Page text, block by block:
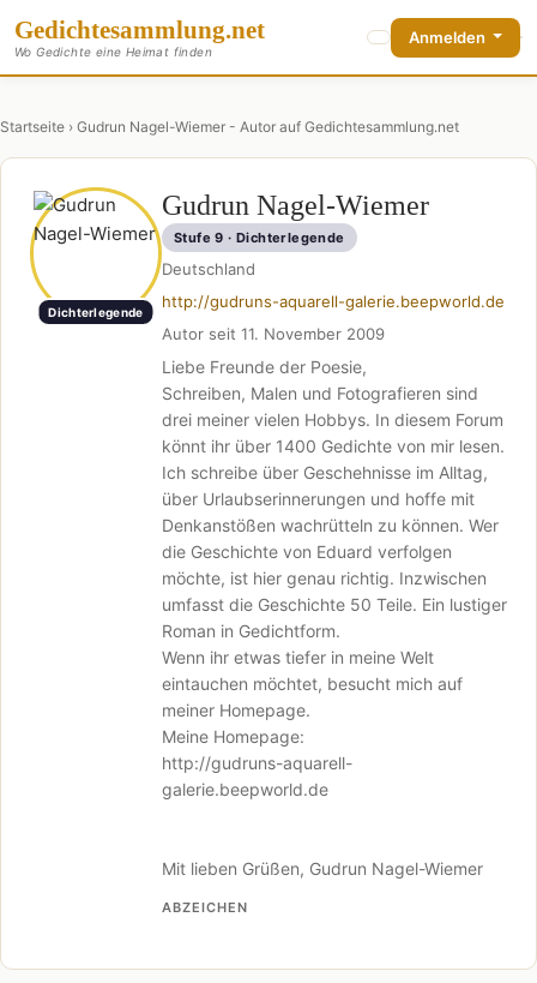
Gedichtesammlung.net
Wo Gedichte eine Heimat finden
Anmelden
Startseite › Gudrun Nagel-Wiemer - Autor auf Gedichtesammlung.net
Dichterlegende
Gudrun Nagel-Wiemer
Stufe 9 · Dichterlegende
Deutschland
http://gudruns-aquarell-galerie.beepworld.de
Autor seit 11. November 2009
Liebe Freunde der Poesie,
Schreiben, Malen und Fotografieren sind
drei meiner vielen Hobbys. In diesem Forum
könnt ihr über 1400 Gedichte von mir lesen.
Ich schreibe über Geschehnisse im Alltag,
über Urlaubserinnerungen und hoffe mit
Denkanstößen wachrütteln zu können. Wer
die Geschichte von Eduard verfolgen
möchte, ist hier genau richtig. Inzwischen
umfasst die Geschichte 50 Teile. Ein lustiger
Roman in Gedichtform.
Wenn ihr etwas tiefer in meine Welt
eintauchen möchtet, besucht mich auf
meiner Homepage.
Meine Homepage:
http://gudruns-aquarell-
galerie.beepworld.de
Mit lieben Grüßen, Gudrun Nagel-Wiemer
ABZEICHEN